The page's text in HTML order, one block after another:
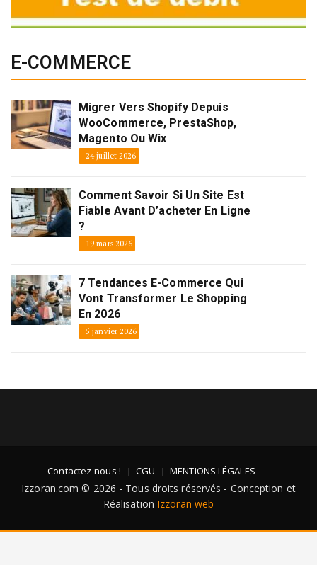
E-COMMERCE
Migrer Vers Shopify Depuis
WooCommerce, PrestaShop,
Magento Ou Wix
24 juillet 2026
Comment Savoir Si Un Site Est
Fiable Avant D’acheter En Ligne
?
19 mars 2026
7 Tendances E-Commerce Qui
Vont Transformer Le Shopping
En 2026
5 janvier 2026
Contactez-nous ! CGU MENTIONS LÉGALES
Izzoran.com © 2026 - Tous droits réservés - Conception et
Réalisation Izzoran web